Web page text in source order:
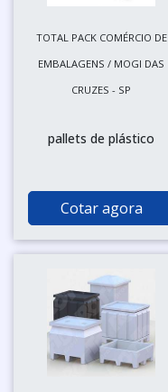
TOTAL PACK COMÉRCIO DE
EMBALAGENS / MOGI DAS
CRUZES - SP
pallets de plástico
Cotar agora